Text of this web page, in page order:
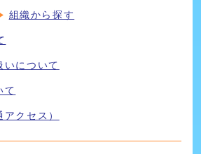
組織から探す
いについて
て
クセス）